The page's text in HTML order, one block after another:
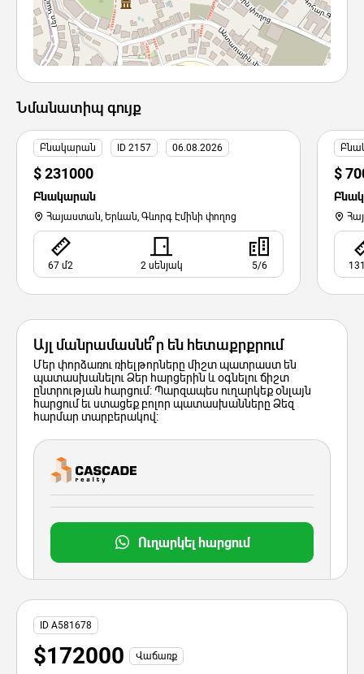
Նմանատիպ գույք
Բնակարան ID 2157 06.08.2026
$ 231000
Բնակարան
Հայաստան, Երևան, Գևորգ Էմինի փողոց
67 մ2 2 սենյակ 5/6
$
Այլ մանրամասնե՞ր են հետաքրքրում
Մեր փորձառու ռիելթորները միշտ պատրաստ են
պատասխանելու Ձեր հարցերին և օգնելու ճիշտ
ընտրության հարցում: Պարզապես ուղարկեք օնլայն
հարցում եւ ստացեք բոլոր պատասխանները Ձեզ
հարմար տարբերակով:
Ուղարկել հարցում
ID A581678
$172000 Վաճառք